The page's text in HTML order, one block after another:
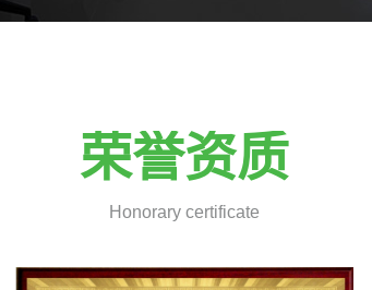
荣誉资质
Honorary certificate